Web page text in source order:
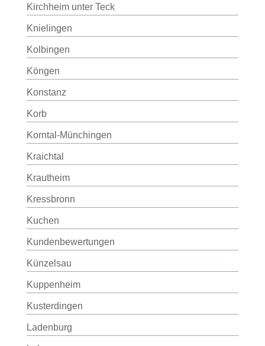
Kirchheim unter Teck
Knielingen
Kolbingen
Köngen
Konstanz
Korb
Korntal-Münchingen
Kraichtal
Krautheim
Kressbronn
Kuchen
Kundenbewertungen
Künzelsau
Kuppenheim
Kusterdingen
Ladenburg